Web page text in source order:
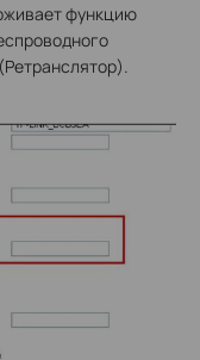
функцию
(Ретранслятор).